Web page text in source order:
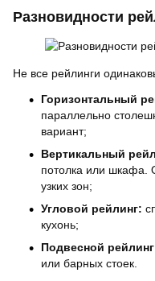
Разновидности
Не все рейлинги
Горизонтальный
параллельно
вариант;
Вертикальный
потолка или шкафа.
узких зон;
Угловой рейлинг:
кухонь;
Подвесной
или барных стоек.